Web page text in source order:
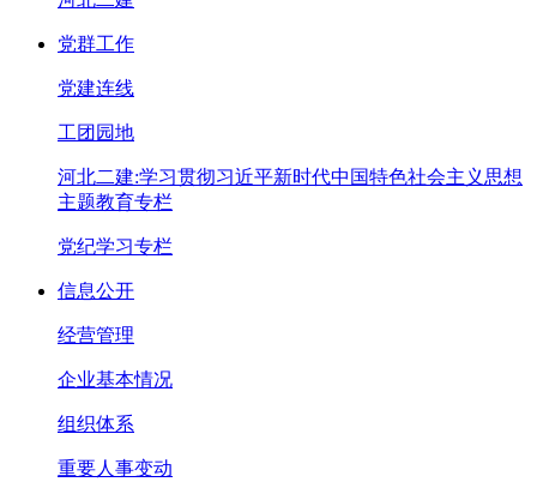
党群工作
党建连线
工团园地
河北二建:学习贯彻习近平新时代中国特色社会主义思想
主题教育专栏
党纪学习专栏
信息公开
经营管理
企业基本情况
组织体系
重要人事变动